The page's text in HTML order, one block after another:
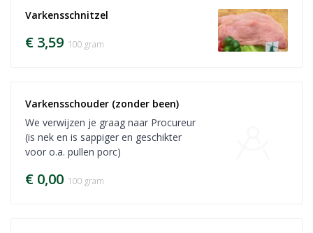
Varkensschnitzel
€ 3,59 100 gram
Varkensschouder (zonder been)
We verwijzen je graag naar Procureur
(is nek en is sappiger en geschikter
voor o.a. pullen porc)
€ 0,00 100 gram